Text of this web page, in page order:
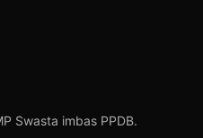
Swasta imbas PPDB.